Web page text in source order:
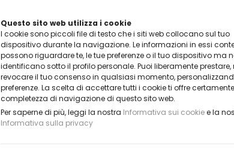
Questo sito web utilizza i cookie
I cookie sono piccoli file di testo che i siti web collocano sul tuo
dispositivo durante la navigazione. Le informazioni in essi
possono riguardare te, le tue preferenze o il tuo dispositivo ma
identificano sotto il profilo personale. Puoi liberamente prestare,
revocare il tuo consenso in qualsiasi momento,
preferenze. La scelta di accettare tutti i cookie ti offre
completezza di navigazione di questo sito web.
Per saperne di più, leggi la nostra Informativa sui cookiee la
Informativa sulla privacy
CLICCA E SCOPRI I COUPON ATTIVI